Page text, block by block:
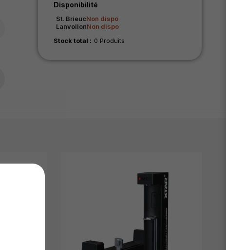
Disponibilité
St. BrieucNon dispo
LanvollonNon dispo
Stock total : 0 Produits